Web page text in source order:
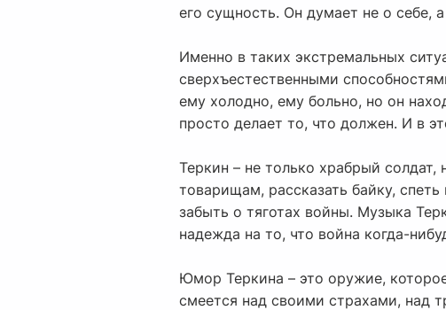
его сущность. Он думает не о себе,
Именно в таких экстремальных
сверхъестественными
ему холодно, ему больно, но он
просто делает то, что должен. И в
Теркин – не только храбрый
товарищам, рассказать байку,
забыть о тяготах войны. Музыка
надежда на то, что война когда-
Юмор Теркина – это оружие,
смеется над своими страхами, над